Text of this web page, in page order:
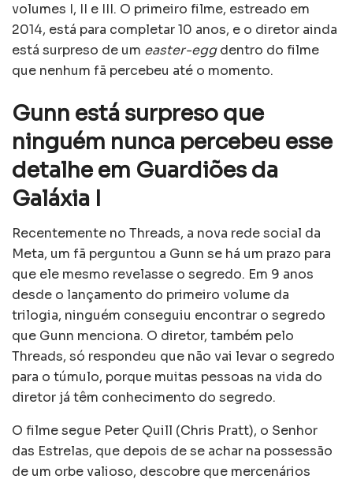
volumes I, II e III. O primeiro filme, estreado em
2014, está para completar 10 anos, e o diretor ainda
está surpreso de um easter-eggdentro do filme
que nenhum fã percebeu até o momento.
Gunn está surpreso que
ninguém nunca percebeu esse
detalhe em Guardiões da
Galáxia I
Recentemente no Threads, a nova rede social da
Meta, um fã perguntou a Gunn se há um prazo para
que ele mesmo revelasse o segredo. Em 9 anos
desde o lançamento do primeiro volume da
trilogia, ninguém conseguiu encontrar o segredo
que Gunn menciona. O diretor, também pelo
Threads, só respondeu que não vai levar o segredo
para o túmulo, porque muitas pessoas na vida do
diretor já têm conhecimento do segredo.
O filme segue Peter Quill (Chris Pratt), o Senhor
das Estrelas, que depois de se achar na possessão
de um orbe valioso, descobre que mercenários